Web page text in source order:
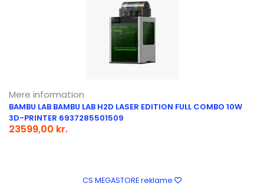
Mere information
BAMBU LAB BAMBU LAB H2D LASER EDITION FULL COMBO 10W
3D-PRINTER 6937285501509
23599,00 kr.
CS MEGASTORE reklame